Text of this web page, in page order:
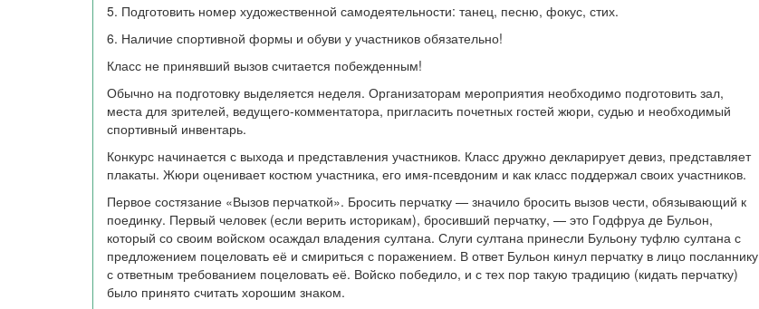
5. Подготовить номер художественной самодеятельности: танец, песню, фокус, стих.
6. Наличие спортивной формы и обуви у участников обязательно!
Класс не принявший вызов считается побежденным!
Обычно на подготовку выделяется неделя. Организаторам мероприятия необходимо подготовить зал,
места для зрителей, ведущего-комментатора, пригласить почетных гостей жюри, судью и необходимый
спортивный инвентарь.
Конкурс начинается с выхода и представления участников. Класс дружно декларирует девиз, представляет
плакаты. Жюри оценивает костюм участника, его имя-псевдоним и как класс поддержал своих участников.
Первое состязание «Вызов перчаткой». Бросить перчатку — значило бросить вызов чести, обязывающий к
поединку. Первый человек (если верить историкам), бросивший перчатку, — это Годфруа де Бульон,
который со своим войском осаждал владения султана. Слуги султана принесли Бульону туфлю султана с
предложением поцеловать её и смириться с поражением. В ответ Бульон кинул перчатку в лицо посланнику
с ответным требованием поцеловать её. Войско победило, и с тех пор такую традицию (кидать перчатку)
было принято считать хорошим знаком.